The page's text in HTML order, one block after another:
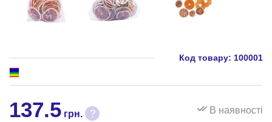
Код товару: 100001
137.5 грн. ? В наявності